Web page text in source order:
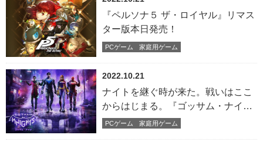
特集！
PCゲーム 家庭用ゲーム
『ペルソナ５ ザ・ロイヤル』リマス
ター版本日発売！
2022.10.21
PCゲーム 家庭用ゲーム
ナイトを継ぐ時が来た。戦いはここ
からはじまる。『ゴッサム・ナイ
ツ』本日発売